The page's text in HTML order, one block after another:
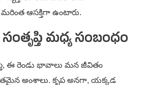
మరింత ఆసక్తిగా ఉంటారు.
మధ్య సంబంధం
ఈ రెండు భావాలు మన జీవితం
అంశాలు. కృప అనగా, యక్కడ